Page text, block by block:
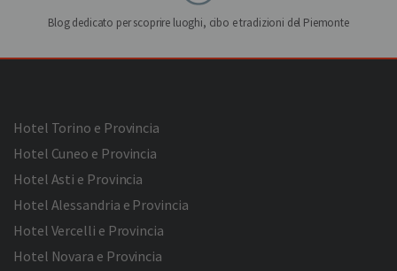
Blog dedicato per scoprire luoghi, cibo e tradizioni del Piemonte
Hotel Torino e Provincia
Hotel Cuneo e Provincia
Hotel Asti e Provincia
Hotel Alessandria e Provincia
Hotel Vercelli e Provincia
Hotel Novara e Provincia